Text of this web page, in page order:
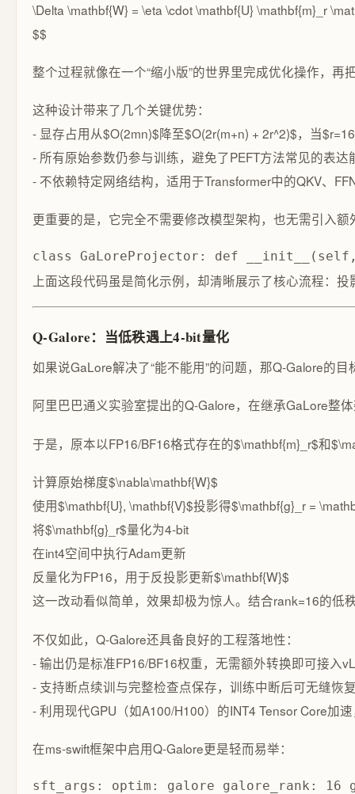
\Delta \mathbf{W} = \eta \cdot \mathbf{U} \mathbf{m}_r
$$
整个过程就像在一个“缩小版”的世界里完成优化操作，
这种设计带来了几个关键优势：
- 显存占用从$O(2mn)$降至$O(2r(m+n) + 2r^2)$，当
- 所有原始参数仍参与训练，避免了PEFT方法常见的表达
- 不依赖特定网络结构，适用于Transformer中的QKV、
更重要的是，它完全不需要修改模型架构，也无需引入
class GaLoreProjector: def
上面这段代码虽是简化示例，却清晰展示了核心流程：
Q-Galore：当低秩遇上4-bit量化
如果说GaLore解决了“能不能用”的问题，那Q-Galore的目
阿里巴巴通义实验室提出的Q-Galore，在继承GaLore整
于是，原本以FP16/BF16格式存在的$\mathbf{m}_r$和
计算原始梯度$\nabla\mathbf{W}$
使用$\mathbf{U}, \mathbf{V}$投影得$\mathbf{g}_r =
将$\mathbf{g}_r$量化为4-bit
在int4空间中执行Adam更新
反量化为FP16，用于反投影更新$\mathbf{W}$
这一改动看似简单，效果却极为惊人。结合rank=16的低
不仅如此，Q-Galore还具备良好的工程落地性：
- 输出仍是标准FP16/BF16权重，无需额外转换即可接入
- 支持断点续训与完整检查点保存，训练中断后可无缝恢
- 利用现代GPU（如A100/H100）的INT4 Tensor Core加
在ms-swift框架中启用Q-Galore更是轻而易举：
sft_args: optim: galore galore_rank: 16